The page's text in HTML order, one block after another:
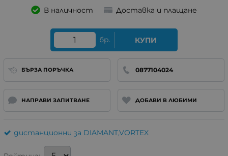
В наличност Доставка и плащане
бр. КУПИ
БЪРЗА ПОРЪЧКА 0877104024
НАПРАВИ ЗАПИТВАНЕ ДОБАВИ В ЛЮБИМИ
дистанционни за DIAMANT,VORTEX